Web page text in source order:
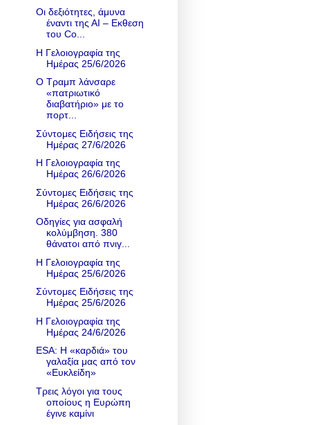
Οι δεξιότητες, άμυνα
έναντι της ΑΙ – Εκθεση
του Co...
Η Γελοιογραφία της
Ημέρας 25/6/2026
Ο Τραμπ λάνσαρε
«πατριωτικό
διαβατήριο» με το
πορτ...
Σύντομες Ειδήσεις της
Ημέρας 27/6/2026
Η Γελοιογραφία της
Ημέρας 26/6/2026
Σύντομες Ειδήσεις της
Ημέρας 26/6/2026
Οδηγίες για ασφαλή
κολύμβηση. 380
θάνατοι από πνιγ...
Η Γελοιογραφία της
Ημέρας 25/6/2026
Σύντομες Ειδήσεις της
Ημέρας 25/6/2026
Η Γελοιογραφία της
Ημέρας 24/6/2026
ESA: Η «καρδιά» του
γαλαξία μας από τον
«Ευκλείδη»
Τρεις λόγοι για τους
οποίους η Ευρώπη
έγινε καμίνι